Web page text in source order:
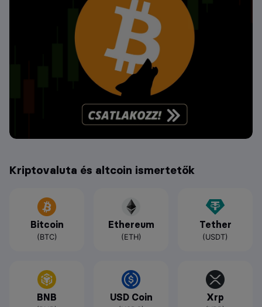
Kriptovaluta és altcoin ismertetők
Bitcoin
(BTC)
Ethereum
(ETH)
Tether
(USDT)
BNB USD Coin Xrp